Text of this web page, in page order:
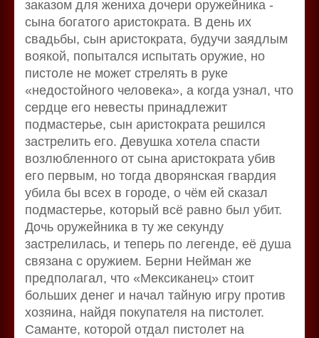
заказом для жениха дочери оружейника -
сына богатого аристократа. В день их
свадьбы, сын аристократа, будучи заядлым
воякой, попытался испытать оружие, но
пистоле не может стрелять в руке
«недостойного человека», а когда узнал, что
сердце его невесты принадлежит
подмастерье, сын аристократа решился
застрелить его. Девушка хотела спасти
возлюбленного от сына аристократа убив
его первым, но тогда дворянская гвардия
убила бы всех в городе, о чём ей сказал
подмастерье, который всё равно был убит.
Дочь оружейника в ту же секунду
застрелилась, и теперь по легенде, её душа
связана с оружием. Берни Нейман же
предполагал, что «Мексиканец» стоит
больших денег и начал тайную игру против
хозяина, найдя покупателя на пистолет.
Саманте, которой отдал пистолет на